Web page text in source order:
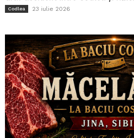
Codlea 23 iulie 2026